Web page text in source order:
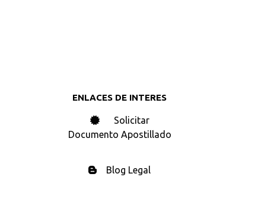
ENLACES DE INTERES
Solicitar
Documento Apostillado
Blog Legal